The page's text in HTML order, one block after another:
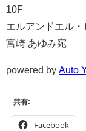
10F
エルアンドエル
宮崎 あゆみ宛
powered by Auto
共有:
Facebook